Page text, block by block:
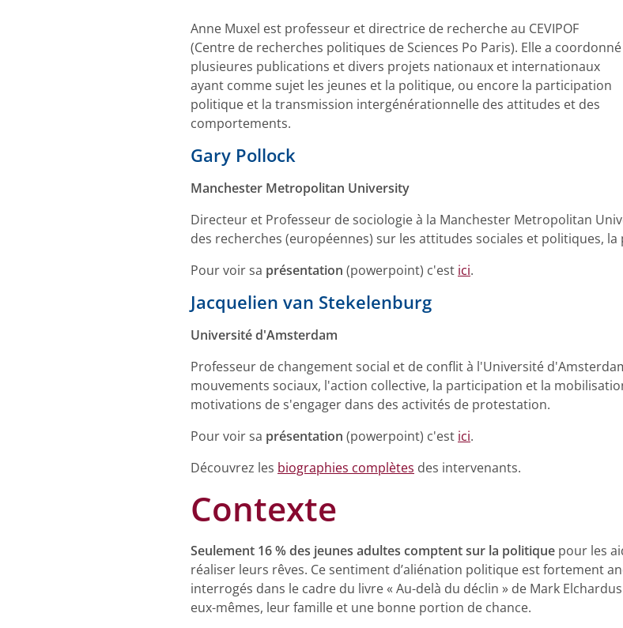
Anne Muxel est professeur et directrice de recherche au CEVIPOF
(Centre de recherches politiques de Sciences Po Paris). Elle a coordonné
plusieures publications et divers projets nationaux et internationaux
ayant comme sujet les jeunes et la politique, ou encore la participation
politique et la transmission intergénérationnelle des attitudes et des
comportements.
Gary Pollock
Manchester Metropolitan University
Directeur et Professeur de sociologie à la Manchester Metropolitan
des recherches (européennes) sur les attitudes sociales et politiques,
Pour voir sa présentation (powerpoint) c'est ici.
Jacquelien van Stekelenburg
Université d'Amsterdam
Professeur de changement social et de conflit à l'Université
mouvements sociaux, l'action collective, la participation et la
motivations de s'engager dans des activités de protestation.
Pour voir sa présentation (powerpoint) c'est ici.
Découvrez les biographies complètes des intervenants.
Contexte
Seulement 16 % des jeunes adultes comptent sur la politique pour les
réaliser leurs rêves. Ce sentiment d’aliénation politique est fortement
interrogés dans le cadre du livre « Au-delà du déclin » de Mark
eux-mêmes, leur famille et une bonne portion de chance.